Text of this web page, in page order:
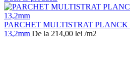
PARCHET MULTISTRAT PLANCK
13,2mm De la 214,00 lei /m2